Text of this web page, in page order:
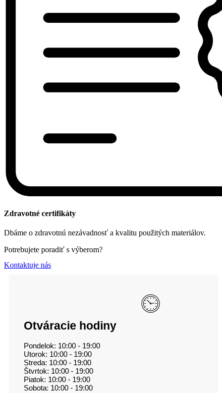
Zdravotné certifikáty
Dbáme o zdravotnú nezávadnosť a kvalitu použitých materiálov.
Potrebujete poradiť s výberom?
Kontaktuje nás
Otváracie hodiny
Pondelok: 10:00 - 19:00
Utorok: 10:00 - 19:00
Streda: 10:00 - 19:00
Štvrtok: 10:00 - 19:00
Piatok: 10:00 - 19:00
Sobota: 10:00 - 19:00